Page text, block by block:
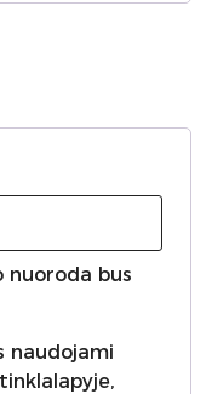
nuoroda bus
naudojami